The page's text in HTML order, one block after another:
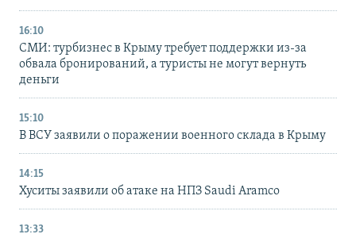
16:10
СМИ: турбизнес в Крыму требует поддержки из-за
обвала бронирований, а туристы не могут вернуть
деньги
15:10
В ВСУ заявили о поражении военного склада в Крыму
14:15
Хуситы заявили об атаке на НПЗ Saudi Aramco
13:33